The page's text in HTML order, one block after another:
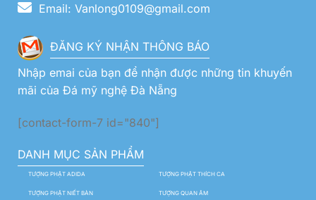
Email: Vanlong0109@gmail.com
ĐĂNG KÝ NHẬN THÔNG BÁO
Nhập emai của bạn để nhận được những tin khuyến
mãi của Đá mỹ nghệ Đà Nẵng
[contact-form-7 id="840"]
DANH MỤC SẢN PHẨM
TƯỢNG PHẬT ADIDA TƯỢNG PHẬT THÍCH CA
TƯỢNG PHẬT NIẾT BÀN TƯỢNG QUAN ÂM